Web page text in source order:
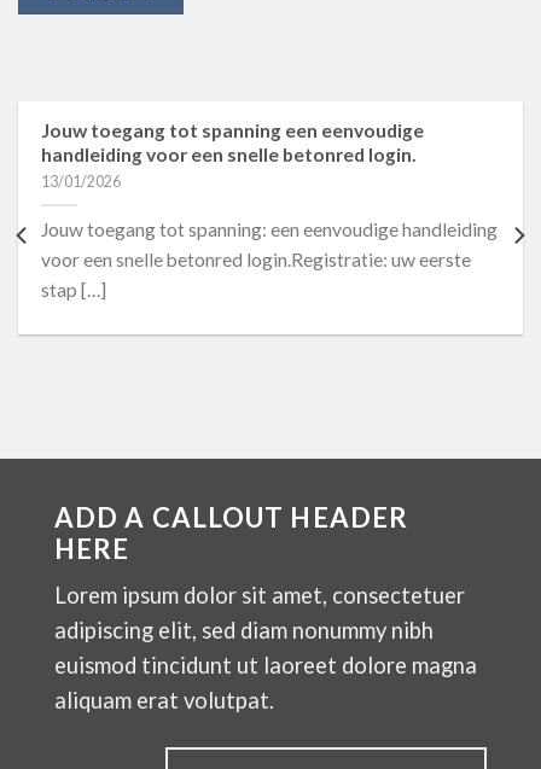
Jouw toegang tot spanning een eenvoudige
handleiding voor een snelle betonred login.
13/01/2026
Jouw toegang tot spanning: een eenvoudige handleiding
voor een snelle betonred login.Registratie: uw eerste
stap […]
ADD A CALLOUT HEADER
HERE
Lorem ipsum dolor sit amet, consectetuer
adipiscing elit, sed diam nonummy nibh
euismod tincidunt ut laoreet dolore magna
aliquam erat volutpat.